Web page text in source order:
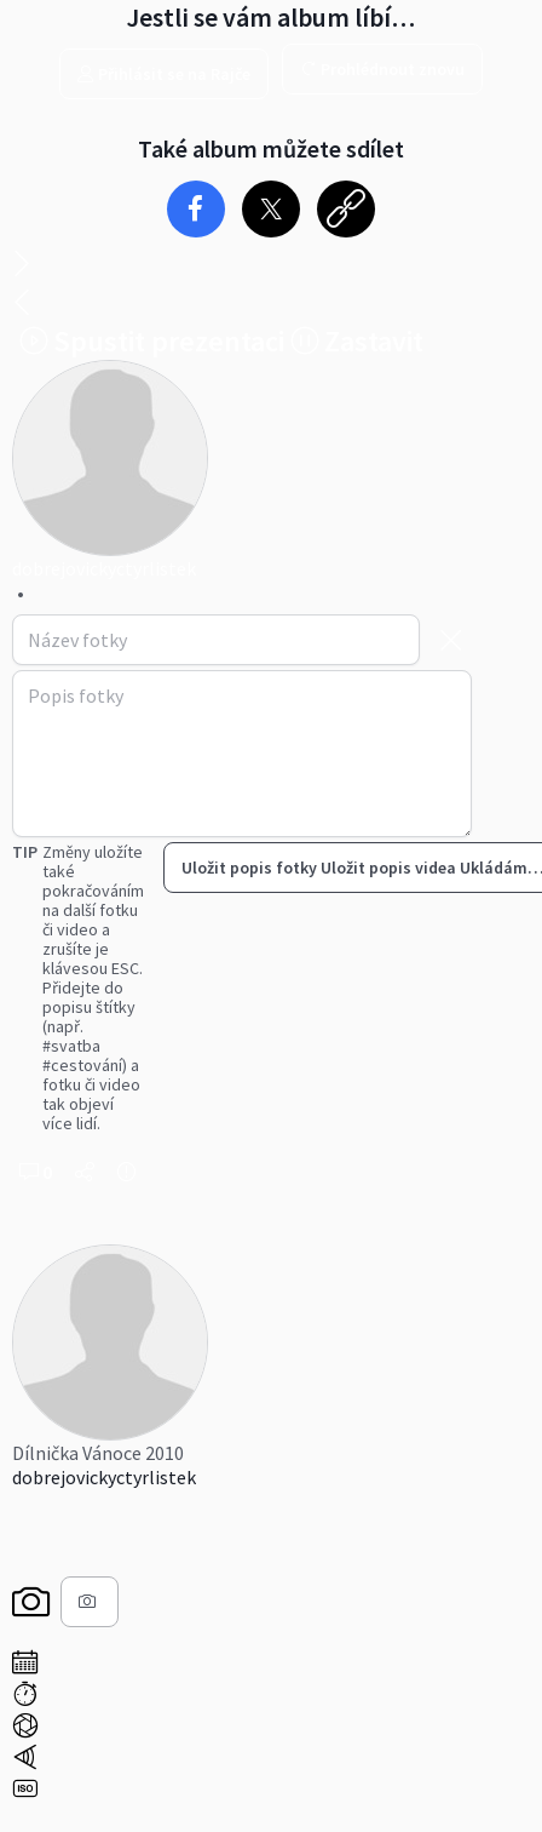
Jestli se vám album líbí…
Také album můžete sdílet
•
TIP Změny uložíte
také
pokračováním
na další fotku
či video a
zrušíte je
klávesou ESC.
Přidejte do
popisu štítky
(např.
#svatba
#cestování) a
fotku či video
tak objeví
více lidí.
Uložit popis fotky Uložit popis videa
Dílnička Vánoce 2010
dobrejovickyctyrlistek